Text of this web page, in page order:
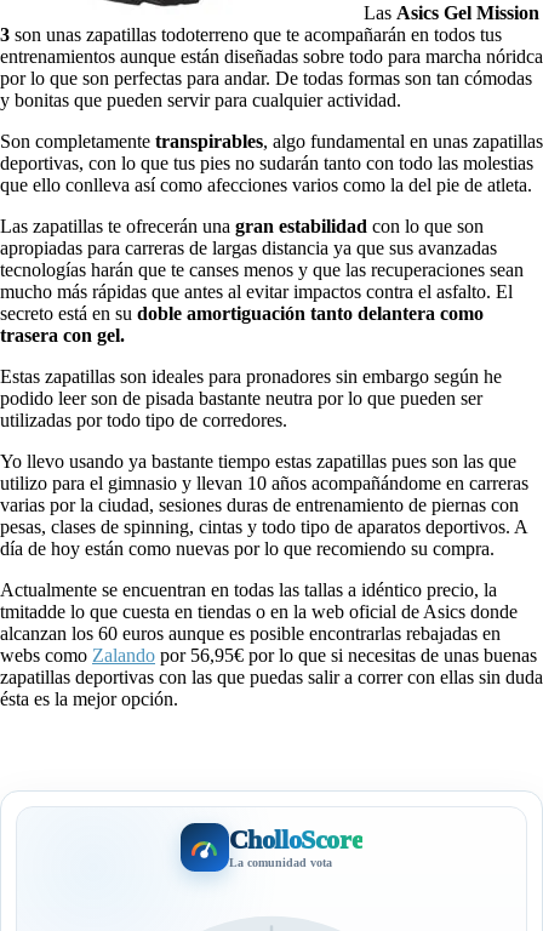
Las Asics Gel Mission
3 son unas zapatillas todoterreno que te acompañarán en todos tus
entrenamientos aunque están diseñadas sobre todo para marcha nóridca
por lo que son perfectas para andar. De todas formas son tan cómodas
y bonitas que pueden servir para cualquier actividad.
Son completamente transpirables, algo fundamental en unas zapatillas
deportivas, con lo que tus pies no sudarán tanto con todo las molestias
que ello conlleva así como afecciones varios como la del pie de atleta.
Las zapatillas te ofrecerán una gran estabilidad con lo que son
apropiadas para carreras de largas distancia ya que sus avanzadas
tecnologías harán que te canses menos y que las recuperaciones sean
mucho más rápidas que antes al evitar impactos contra el asfalto. El
secreto está en su doble amortiguación tanto delantera como
trasera con gel.
Estas zapatillas son ideales para pronadores sin embargo según he
podido leer son de pisada bastante neutra por lo que pueden ser
utilizadas por todo tipo de corredores.
Yo llevo usando ya bastante tiempo estas zapatillas pues son las que
utilizo para el gimnasio y llevan 10 años acompañándome en carreras
varias por la ciudad, sesiones duras de entrenamiento de piernas con
pesas, clases de spinning, cintas y todo tipo de aparatos deportivos. A
día de hoy están como nuevas por lo que recomiendo su compra.
Actualmente se encuentran en todas las tallas a idéntico precio, la
tmitadde lo que cuesta en tiendas o en la web oficial de Asics donde
alcanzan los 60 euros aunque es posible encontrarlas rebajadas en
webs como Zalando por 56,95€ por lo que si necesitas de unas buenas
zapatillas deportivas con las que puedas salir a correr con ellas sin duda
ésta es la mejor opción.
CholloScore
La comunidad vota